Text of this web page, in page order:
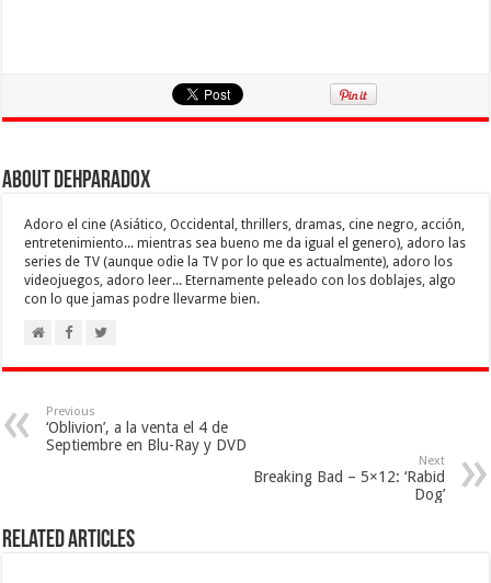
About Dehparadox
Adoro el cine (Asiático, Occidental, thrillers, dramas, cine negro, acción,
entretenimiento... mientras sea bueno me da igual el genero), adoro las
series de TV (aunque odie la TV por lo que es actualmente), adoro los
videojuegos, adoro leer... Eternamente peleado con los doblajes, algo
con lo que jamas podre llevarme bien.
Previous
‘Oblivion’, a la venta el 4 de
Septiembre en Blu-Ray y DVD
Next
Breaking Bad – 5×12: ‘Rabid
Dog’
Related Articles